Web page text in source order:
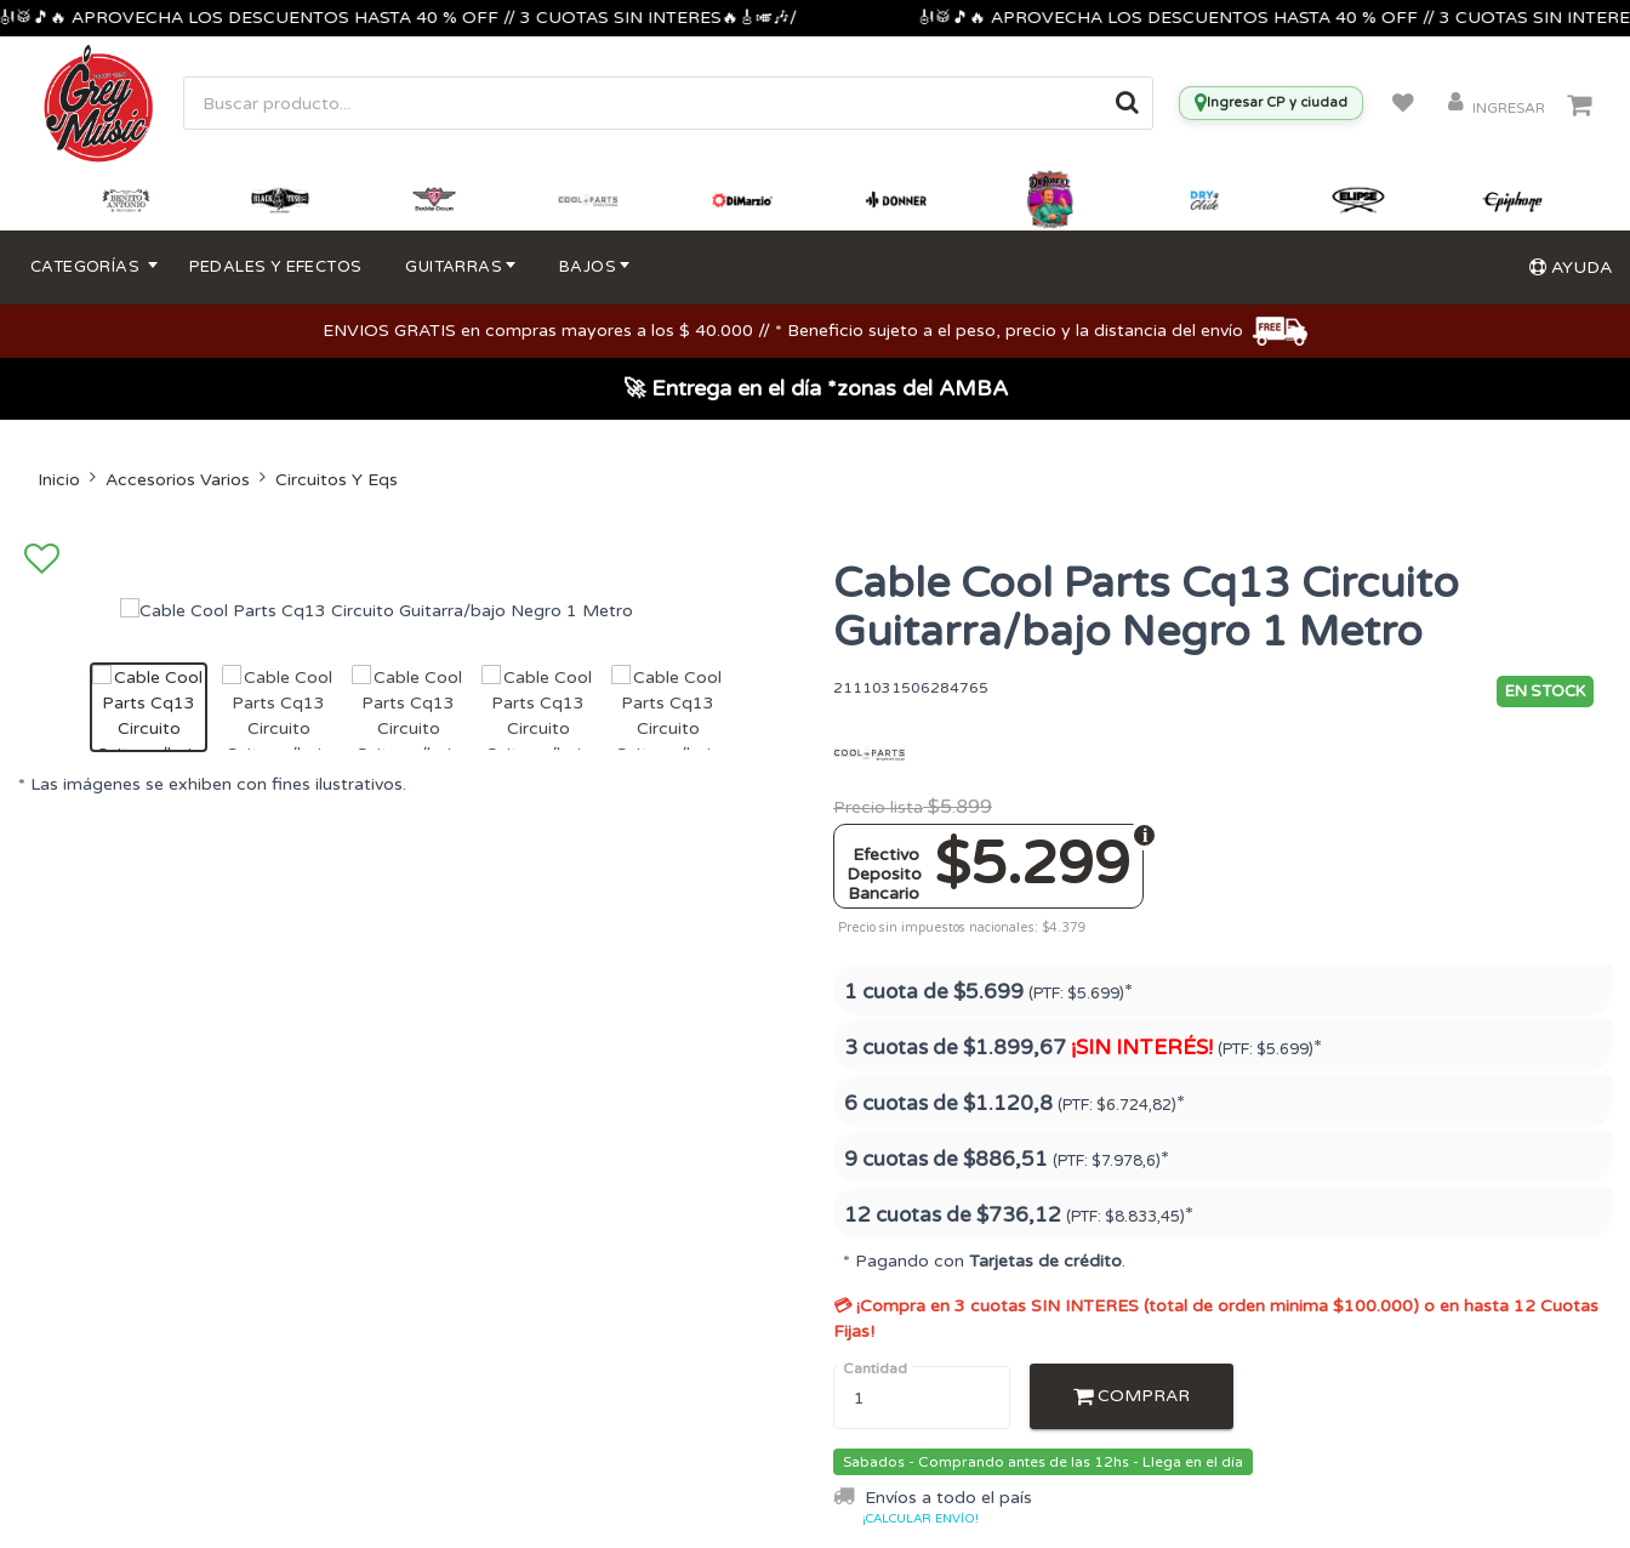
APROVECHA LOS DESCUENTOS HASTA 40 % OFF // 3 CUOTAS SIN INTERES🔥🎸🎺🎶/ 🎻🥁🎵🔥 APROVECHA LOS DESCUENTOS HASTA 40 % OFF // 3 CUOTAS SIN
Ingresar CP y ciudad INGRESAR
CATEGORÍAS PEDALES Y EFECTOS GUITARRAS BAJOS AYUDA
ENVIOS GRATIS en compras mayores a los $ 40.000 // * Beneficio sujeto a el peso, precio y la distancia del envío
🚀 Entrega en el día *zonas del AMBA
Inicio Accesorios Varios Circuitos Y Eqs
* Las imágenes se exhiben con fines ilustrativos.
Cable Cool Parts Cq13 Circuito
Guitarra/bajo Negro 1 Metro
2111031506284765 EN STOCK
Precio lista $5.899
$5.299
Efectivo
Deposito
Bancario
Precio sin impuestos nacionales: $4.379
1 cuota de$5.699 (PTF: $5.699)*
3 cuotas de$1.899,67 ¡SIN INTERÉS! (PTF: $5.699)*
6 cuotas de$1.120,8 (PTF: $6.724,82)*
9 cuotas de$886,51 (PTF: $7.978,6)*
12 cuotas de$736,12 (PTF: $8.833,45)*
* Pagando con Tarjetas de crédito.
💳 ¡Compra en 3 cuotas SIN INTERES (total de orden minima $100.000) o en hasta 12 Cuotas
Fijas!
Cantidad
COMPRAR
Sabados - Comprando antes de las 12hs - Llega en el día
Envíos a todo el país
¡CALCULAR ENVÍO!